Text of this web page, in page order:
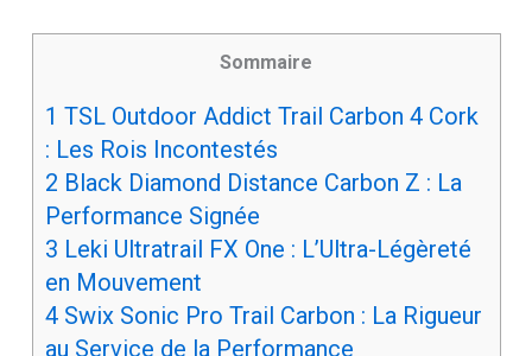
Sommaire
1 TSL Outdoor Addict Trail Carbon 4 Cork
: Les Rois Incontestés
2 Black Diamond Distance Carbon Z : La
Performance Signée
3 Leki Ultratrail FX One : L’Ultra-Légèreté
en Mouvement
4Swix Sonic Pro Trail Carbon : La Rigueur
au Service de la Performance